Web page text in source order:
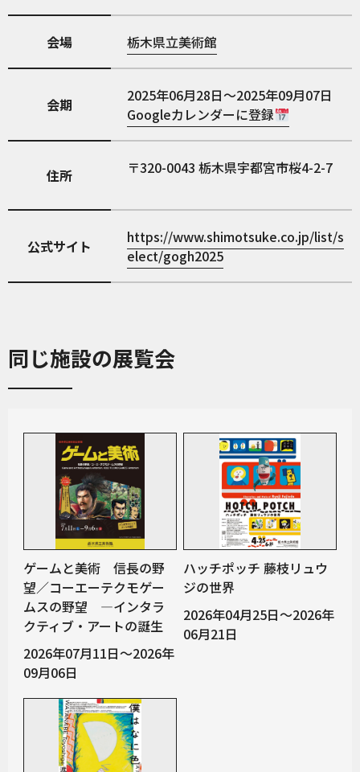
会場 栃木県立美術館
会期
2025年06月28日～2025年09月07日
Googleカレンダーに登録
住所 320-0043 栃木県宇都宮市桜4-2-7
公式サイト
https://www.shimotsuke.co.jp/list/s
elect/gogh2025
同じ施設の展覧会
ゲームと美術 信長の野
望／コーエーテクモゲー
ムスの野望 —インタラ
クティブ・アートの誕生
2026年07月11日～2026年
09月06日
ハッチポッチ 藤枝リュウ
ジの世界
2026年04月25日～2026年
06月21日